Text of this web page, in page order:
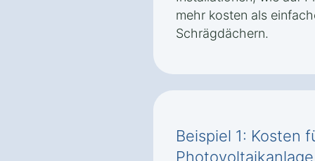
mehr kosten als
Schrägdächern.
Beispiel 1: Kosten